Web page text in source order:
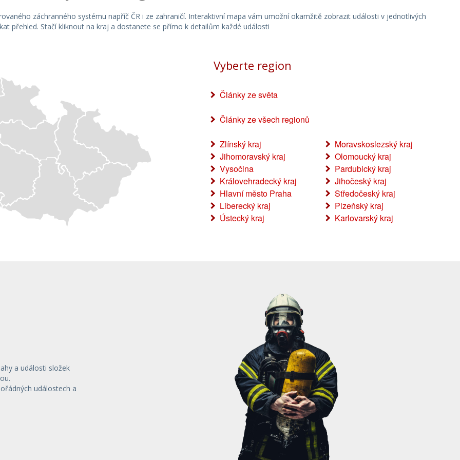
fotovoltaiky na objektu stodoly. Z pohledu
hasičů se jedná o mimořádnou událost. Autor:
navijáku ke krajnici komunikace, kde ho
následně rozřezali. V 09:46 hodin vyslal
dvou smrků, které zatarasily komunikaci u
dalšímu spadlému stromu vyjížděli v 10:49
Radhoštěm. K události došlo na ulici
Pletařská. Autor: por. Bc. Libor Netopil,
tiskový mluvčí HZS Zlínského kraje
záchranného systému napříč ČR i ze zahraničí. Interaktivní mapa vám umožní okamžitě zobrazit události v jednotlivých
přehled. Stačí kliknout na kraj a dostanete se přímo k detailům každé události
Vyberte region
Články ze světa
Články ze všech regionů
Zlínský kraj
Moravskoslezský kraj
Jihomoravský kraj
Olomoucký kraj
Vysočina
Pardubický kraj
Královehradecký kraj
Jihočeský kraj
Hlavní město Praha
Středočeský kraj
Liberecký kraj
Plzeňský kraj
Ústecký kraj
Karlovarský kraj
a události složek
událostech a